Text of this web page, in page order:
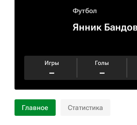
Футбол
Янник
Игры
–
Голы
–
Главное Статистика